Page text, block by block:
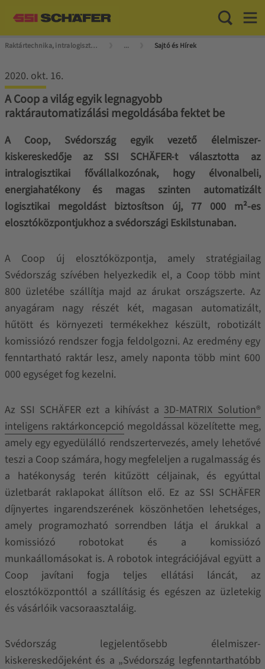
Toggle
Raktártechnika, intralogisztika mesterfokon ... Sajtó és Hírek
2020. okt. 16.
A Coop a világ egyik legnagyobb
raktárautomatizálási megoldásába fektet be
A Coop, Svédország egyik vezető élelmiszer-
kiskereskedője az SSI SCHÄFER-t választotta az
intralogisztikai fővállalkozónak, hogy élvonalbeli,
energiahatékony és magas szinten automatizált
logisztikai megoldást biztosítson új, 77 000 m²-es
elosztóközpontjukhoz a svédországi Eskilstunaban.
A Coop új elosztóközpontja, amely stratégiailag
Svédország szívében helyezkedik el, a Coop több mint
800 üzletébe szállítja majd az árukat országszerte. Az
anyagáram nagy részét két, magasan automatizált,
hűtött és környezeti termékekhez készült, robotizált
komissiózó rendszer fogja feldolgozni. Az eredmény egy
fenntartható raktár lesz, amely naponta több mint 600
000 egységet fog kezelni.
Az SSI SCHÄFER ezt a kihívást a 3D-MATRIX Solution®
inteligens raktárkoncepció megoldással közelítette meg,
amely egy egyedülálló rendszertervezés, amely lehetővé
teszi a Coop számára, hogy megfeleljen a rugalmasság és
a hatékonyság terén kitűzött céljainak, és egyúttal
üzletbarát raklapokat állítson elő. Ez az SSI SCHÄFER
díjnyertes ingarendszerének köszönhetően lehetséges,
amely programozható sorrendben látja el árukkal a
komissiózó robotokat és a komissiózó
munkaállomásokat is. A robotok integrációjával együtt a
Coop javítani fogja teljes ellátási láncát, az
elosztóközponttól a szállításig és egészen az üzletekig
és vásárlóik vacsoraasztaláig.
Svédország legjelentősebb élelmiszer-
kiskereskedőjeként és a „Svédország legfenntarthatóbb